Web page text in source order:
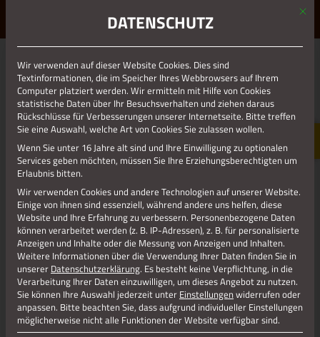
ERLEBE STOLBERG.ERLEBE DICH.
Datenschutz
Impressum
Mit
DATENSCHUTZ
Wir verwenden auf dieser Website Cookies. Dies sind
Textinformationen, die im Speicher Ihres Webbrowsers auf Ihrem
Computer platziert werden. Wir ermitteln mit Hilfe von Cookies
statistische Daten über Ihr Besuchsverhalten und ziehen daraus
Rückschlüsse für Verbesserungen unserer Internetseite. Bitte treffen
Sie eine Auswahl, welche Art von Cookies Sie zulassen wollen.
Wenn Sie unter 16 Jahre alt sind und Ihre Einwilligung zu optionalen
Services geben möchten, müssen Sie Ihre Erziehungsberechtigten um
Erlaubnis bitten.
Wir verwenden Cookies und andere Technologien auf unserer Website.
Einige von ihnen sind essenziell, während andere uns helfen, diese
Website und Ihre Erfahrung zu verbessern. Personenbezogene Daten
können verarbeitet werden (z. B. IP-Adressen), z. B. für personalisierte
Anzeigen und Inhalte oder die Messung von Anzeigen und Inhalten.
Weitere Informationen über die Verwendung Ihrer Daten finden Sie in
unserer Datenschutzerklärung. Es besteht keine Verpflichtung, in die
Verarbeitung Ihrer Daten einzuwilligen, um dieses Angebot zu nutzen.
Sie können Ihre Auswahl jederzeit unter Einstellungen widerrufen oder
anpassen. Bitte beachten Sie, dass aufgrund individueller Einstellungen
möglicherweise nicht alle Funktionen der Website verfügbar sind.